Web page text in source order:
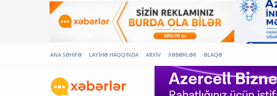
ANA SƏHİFƏ LAYİHƏ HAQQINDA ARXİV XƏBƏRLƏR ƏLAQƏ